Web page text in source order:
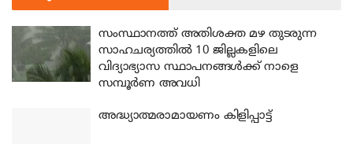
സംസ്ഥാനത്ത് അതിശക്ത മഴ തുടരുന്ന
സാഹചര്യത്തിൽ 10 ജില്ലകളിലെ
വിദ്യാഭ്യാസ സ്ഥാപനങ്ങൾക്ക് നാളെ
സമ്പൂർണ അവധി
അദ്ധ്യാത്മരാമായണം കിളിപ്പാട്ട്